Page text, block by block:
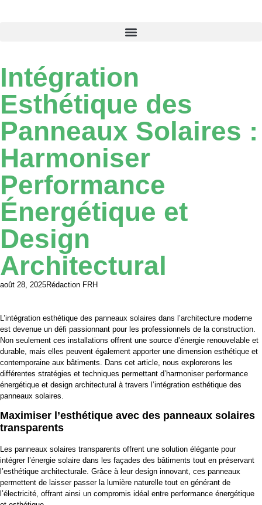
Intégration
Esthétique des
Panneaux Solaires :
Harmoniser
Performance
Énergétique et
Design
Architectural
août 28, 2025Rédaction FRH
L’intégration esthétique des panneaux solaires dans l’architecture moderne
est devenue un défi passionnant pour les professionnels de la construction.
Non seulement ces installations offrent une source d’énergie renouvelable et
durable, mais elles peuvent également apporter une dimension esthétique et
contemporaine aux bâtiments. Dans cet article, nous explorerons les
différentes stratégies et techniques permettant d’harmoniser performance
énergétique et design architectural à travers l’intégration esthétique des
panneaux solaires.
Maximiser l’esthétique avec des panneaux solaires
transparents
Les panneaux solaires transparents offrent une solution élégante pour
intégrer l’énergie solaire dans les façades des bâtiments tout en préservant
l’esthétique architecturale. Grâce à leur design innovant, ces panneaux
permettent de laisser passer la lumière naturelle tout en générant de
l’électricité, offrant ainsi un compromis idéal entre performance énergétique